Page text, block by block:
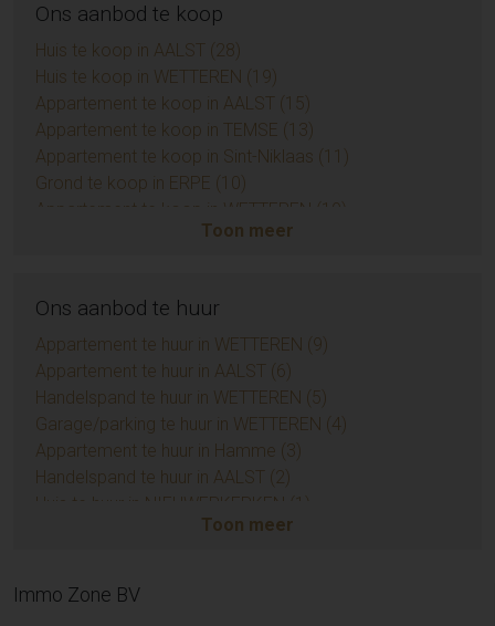
Ons aanbod te koop
Huis te koop in AALST (28)
Huis te koop in WETTEREN (19)
Appartement te koop in AALST (15)
Appartement te koop in TEMSE (13)
Appartement te koop in Sint-Niklaas (11)
Grond te koop in ERPE (10)
Appartement te koop in WETTEREN (10)
Appartement te koop in ZUIDKOTE (9)
Huis te koop in Sint-Niklaas (6)
Opbrengsteigendom te koop in AALST (6)
Appartement te koop in AMBLETEUSE (4)
Grond te koop in BIEVRE (4)
Grond te koop in DENDERLEEUW (3)
Huis te koop in Herzele (3)
Appartement te koop in LIEDEKERKE (3)
Huis te koop in Zottegem (3)
Appartement te koop in LEDE (3)
Huis te koop in Sint-Lievens-Houtem (3)
Toon meer
Ons aanbod te huur
Appartement te huur in WETTEREN (9)
Appartement te huur in AALST (6)
Handelspand te huur in WETTEREN (5)
Garage/parking te huur in WETTEREN (4)
Appartement te huur in Hamme (3)
Handelspand te huur in AALST (2)
Huis te huur in NIEUWERKERKEN (1)
Huis te huur in AALST (1)
Appartement te huur in Sint-Niklaas (1)
Toon meer
Immo Zone BV